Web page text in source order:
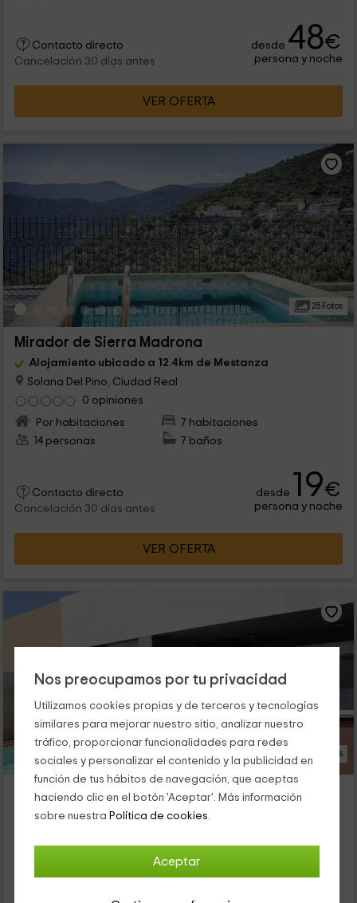
Nos preocupamos por tu privacidad
Utilizamos cookies propias y de terceros y tecnologías
similares para mejorar nuestro sitio, analizar nuestro
tráfico, proporcionar funcionalidades para redes
sociales y personalizar el contenido y la publicidad en
función de tus hábitos de navegación, que aceptas
haciendo clic en el botón 'Aceptar'. Más información
sobre nuestra Política de cookies.
Aceptar
Contacto directo
Cancelación 30 días antes
desde 48€
persona y noche
VER OFERTA
25 Fotos
Mirador de Sierra Madrona
Alojamiento ubicado a 12.4km de Mestanza
Solana Del Pino, Ciudad Real
0 opiniones
Por habitaciones
7 habitaciones
14 personas
7 baños
Contacto directo
Cancelación 30 días antes
desde 19€
persona y noche
VER OFERTA
23 Fotos
Hotel Los Escuderos
Alojamiento ubicado a 16.1km de Mestanza
0 opiniones